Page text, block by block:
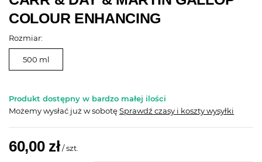
COLOUR ENHANCING
Rozmiar:
500 ml
Produkt dostępny w bardzo małej ilości
Możemy wysłać już w sobotęSprawdź czasy i koszty wysyłki
60,00 zł /szt.